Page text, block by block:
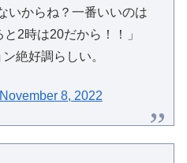
いからね？一番いいのは
2時は20だから！！」
絶好調らしい。
November 8, 2022